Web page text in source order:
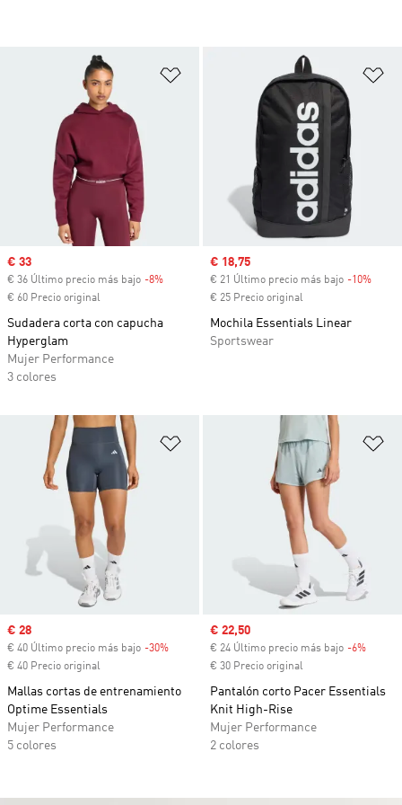
Añadir a la lista de deseos
Precio de venta
€ 33
€ 36 Último precio más bajo -8% Descuento
€ 60 Precio original
Sudadera corta con capucha
Hyperglam
Mujer Performance
3 colores
Precio de venta
€ 18,75
€ 21 Último precio más bajo -10%
€ 25 Precio original
Mochila Essentials Linear
Sportswear
Añadir a la lista de deseos
Precio de venta
€ 28
€ 40 Último precio más bajo -30% Descuento
€ 40 Precio original
Mallas cortas de entrenamiento
Optime Essentials
Mujer Performance
5 colores
Precio de venta
€ 22,50
€ 24 Último precio más bajo -6%
€ 30 Precio original
Pantalón corto Pacer Essentials
Knit High-Rise
Mujer Performance
2 colores